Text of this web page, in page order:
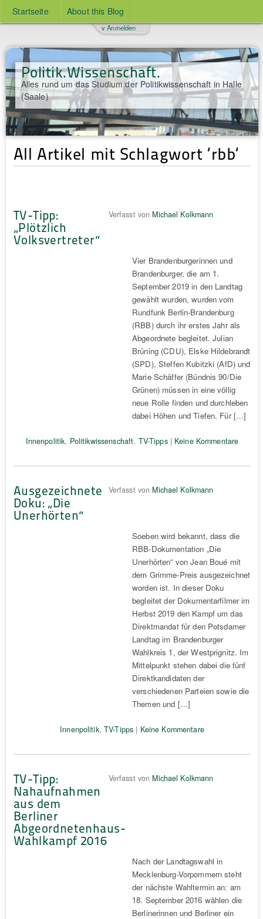
Startseite About this Blog
Politik.Wissenschaft.
Alles rund um das Studium der Politikwissenschaft in Halle
(Saale)
v Anmelden
All Artikel mit Schlagwort ‘rbb‘
TV-Tipp:
„Plötzlich
Volksvertreter“
Verfasst von Michael Kolkmann
Vier Brandenburgerinnen und
Brandenburger, die am 1.
September 2019 in den Landtag
gewählt wurden, wurden vom
Rundfunk Berlin-Brandenburg
(RBB) durch ihr erstes Jahr als
Abgeordnete begleitet. Julian
Brüning (CDU), Elske Hildebrandt
(SPD), Steffen Kubitzki (AfD) und
Marie Schäffer (Bündnis 90/Die
Grünen) müssen in eine völlig
neue Rolle finden und durchleben
dabei Höhen und Tiefen. Für […]
Innenpolitik, Politikwissenschaft, TV-Tipps| Keine Kommentare
Ausgezeichnete
Doku: „Die
Unerhörten“
Verfasst von Michael Kolkmann
Soeben wird bekannt, dass die
RBB-Dokumentation „Die
Unerhörten“ von Jean Boué mit
dem Grimme-Preis ausgezeichnet
worden ist. In dieser Doku
begleitet der Dokumentarfilmer im
Herbst 2019 den Kampf um das
Direktmandat für den Potsdamer
Landtag im Brandenburger
Wahlkreis 1, der Westprignitz. Im
Mittelpunkt stehen dabei die fünf
Direktkandidaten der
verschiedenen Parteien sowie die
Themen und […]
Innenpolitik,TV-Tipps | Keine Kommentare
TV-Tipp:
Nahaufnahmen
aus dem
Berliner
Abgeordnetenhaus-
Wahlkampf 2016
Verfasst von Michael Kolkmann
Nach der Landtagswahl in
Mecklenburg-Vorpommern steht
der nächste Wahltermin an: am
18. September 2016 wählen die
Berlinerinnen und Berliner ein